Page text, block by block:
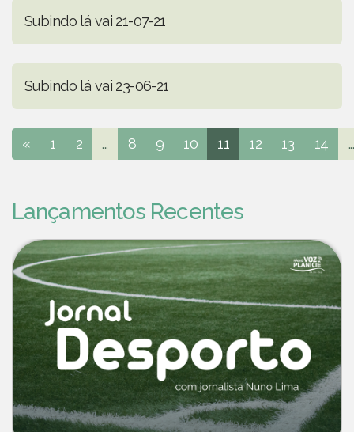
Subindo lá vai 21-07-21
Subindo lá vai 23-06-21
« 1 2 ... 8 9 10 11 12 13 14 ...
Lançamentos Recentes